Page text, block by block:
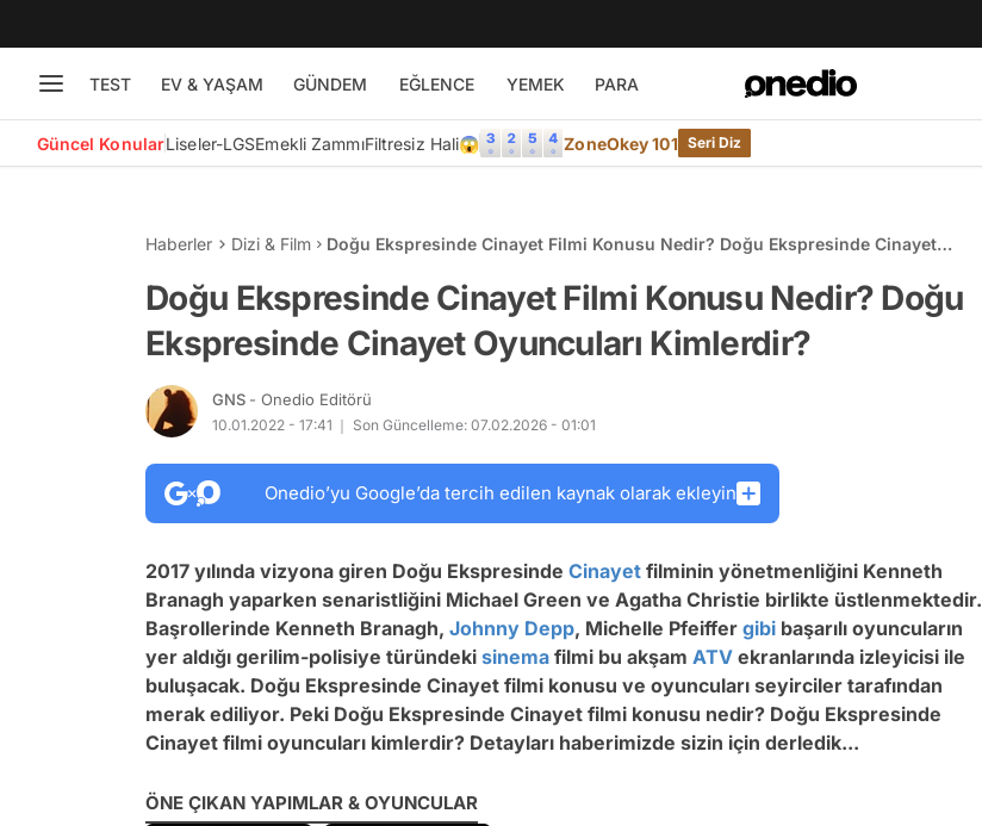
TEST EV & YAŞAM GÜNDEM EĞLENCE YEMEK PARA
Güncel KonularLiseler-LGSEmekli ZammıFiltresiz Hali😱 ZoneOkey 101 Seri Diz
Haberler Dizi & Film
Doğu Ekspresinde Cinayet Filmi Konusu Nedir? Doğu Ekspresinde Cinayet
Doğu Ekspresinde Cinayet Filmi Konusu Nedir? Doğu
Ekspresinde Cinayet Oyuncuları Kimlerdir?
GNS - Onedio Editörü
10.01.2022 - 17:41 Son Güncelleme: 07.02.2026 - 01:01
Onedio’yu Google’da tercih edilen kaynak olarak ekleyin
2017 yılında vizyona giren Doğu Ekspresinde Cinayet filminin yönetmenliğini Kenneth
Branagh yaparken senaristliğini Michael Green ve Agatha Christie birlikte üstlenmektedir.
Başrollerinde Kenneth Branagh, Johnny Depp, Michelle Pfeiffer gibi başarılı oyuncuların
yer aldığı gerilim-polisiye türündeki sinema filmi bu akşam ATV ekranlarında izleyicisi ile
buluşacak. Doğu Ekspresinde Cinayet filmi konusu ve oyuncuları seyirciler tarafından
merak ediliyor. Peki Doğu Ekspresinde Cinayet filmi konusu nedir? Doğu Ekspresinde
Cinayet filmi oyuncuları kimlerdir? Detayları haberimizde sizin için derledik...
ÖNE ÇIKAN YAPIMLAR & OYUNCULAR